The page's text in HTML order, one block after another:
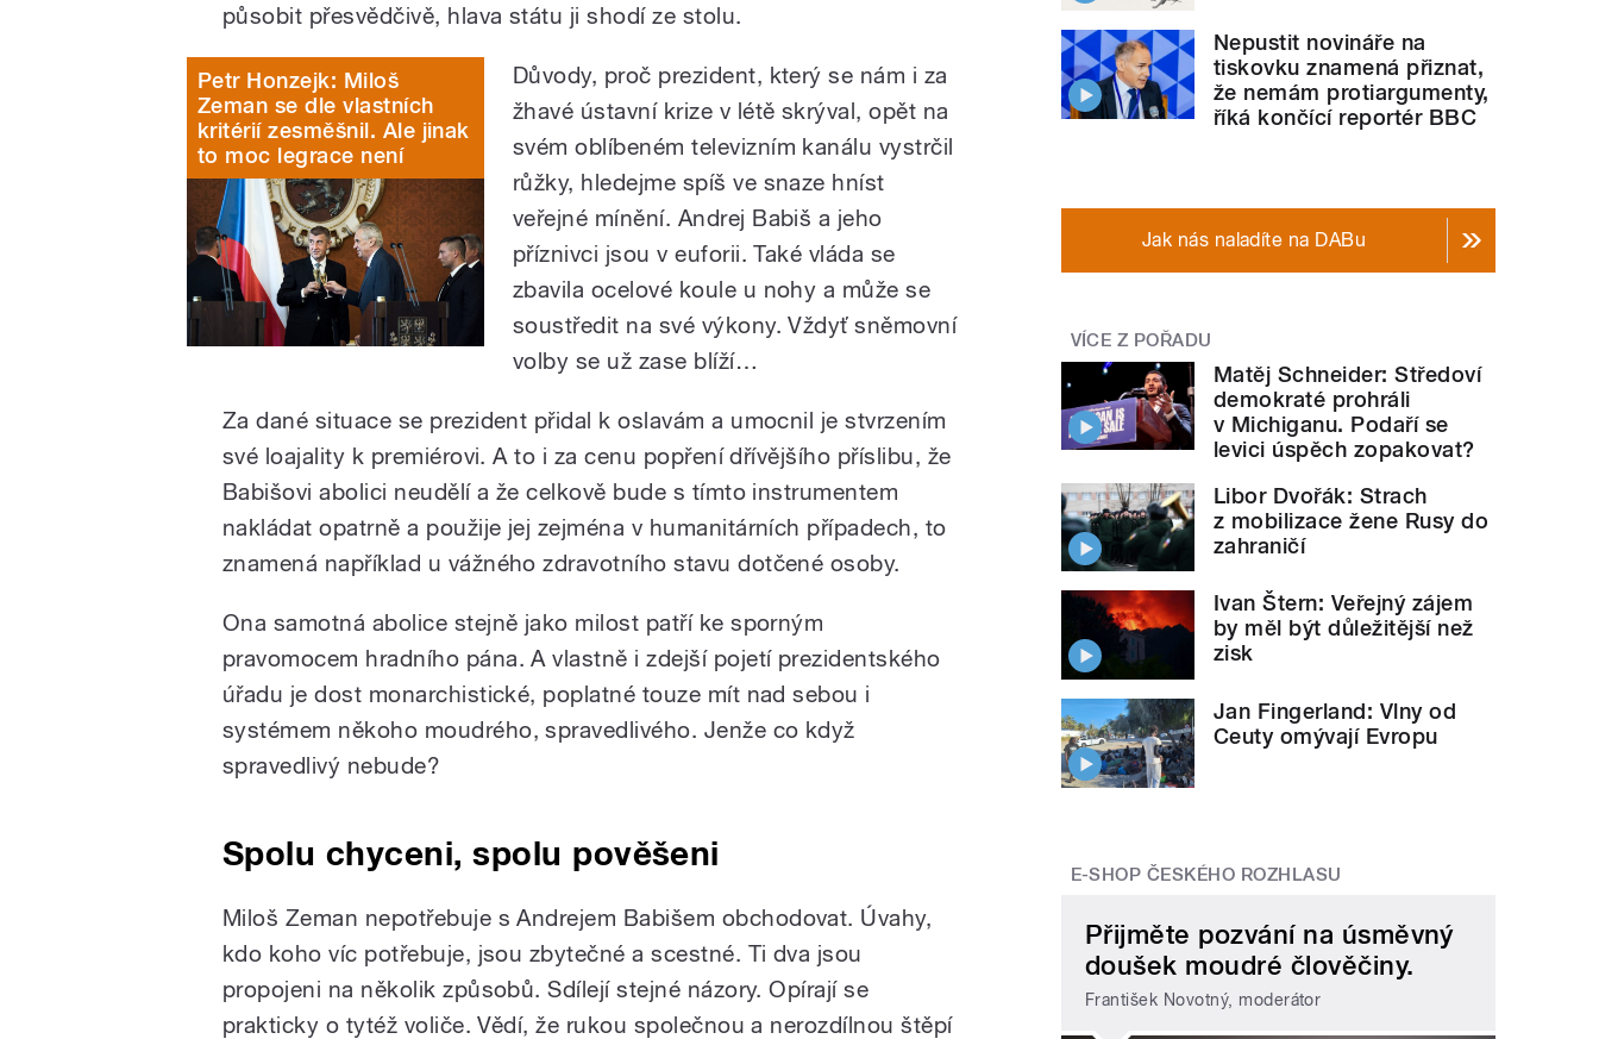
působit přesvědčivě, hlava státu ji shodí ze stolu.
Petr Honzejk: Miloš
Zeman se dle vlastních
kritérií zesměšnil. Ale jinak
to moc legrace není
Důvody, proč prezident, který se nám i za
žhavé ústavní krize v létě skrýval, opět na
svém oblíbeném televizním kanálu vystrčil
růžky, hledejme spíš ve snaze hníst
veřejné mínění. Andrej Babiš a jeho
příznivci jsou v euforii. Také vláda se
zbavila ocelové koule u nohy a může se
soustředit na své výkony. Vždyť sněmovní
volby se už zase blíží…
Za dané situace se prezident přidal k oslavám a umocnil je stvrzením
své loajality k premiérovi. A to i za cenu popření dřívějšího příslibu, že
Babišovi abolici neudělí a že celkově bude s tímto instrumentem
nakládat opatrně a použije jej zejména v humanitárních případech, to
znamená například u vážného zdravotního stavu dotčené osoby.
Ona samotná abolice stejně jako milost patří ke sporným
pravomocem hradního pána. A vlastně i zdejší pojetí prezidentského
úřadu je dost monarchistické, poplatné touze mít nad sebou i
systémem někoho moudrého, spravedlivého. Jenže co když
spravedlivý nebude?
Spolu chyceni, spolu pověšeni
Miloš Zeman nepotřebuje s Andrejem Babišem obchodovat. Úvahy,
kdo koho víc potřebuje, jsou zbytečné a scestné. Ti dva jsou
propojeni na několik způsobů. Sdílejí stejné názory. Opírají se
prakticky o tytéž voliče. Vědí, že rukou společnou a nerozdílnou štěpí
Nepustit novináře na
tiskovku znamená přiznat,
že nemám protiargumenty,
říká končící reportér BBC
Jak nás naladíte na DABu
VÍCE Z POŘADU
Matěj Schneider: Středoví
demokraté prohráli
v Michiganu. Podaří se
levici úspěch zopakovat?
Libor Dvořák: Strach
z mobilizace žene Rusy do
zahraničí
Ivan Štern: Veřejný zájem
by měl být důležitější než
zisk
Jan Fingerland: Vlny od
Ceuty omývají Evropu
E-SHOP ČESKÉHO ROZHLASU
Přijměte pozvání na úsměvný
doušek moudré člověčiny.
František Novotný, moderátor